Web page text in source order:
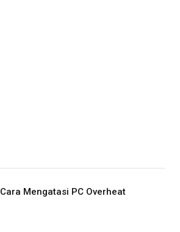
Cara Mengatasi PC Overheat